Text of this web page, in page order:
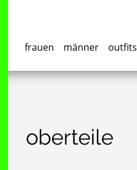
frauen männer outfits
oberteile